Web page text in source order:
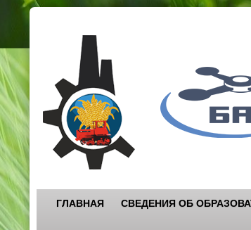
ГЛАВНАЯ СВЕДЕНИЯ ОБ